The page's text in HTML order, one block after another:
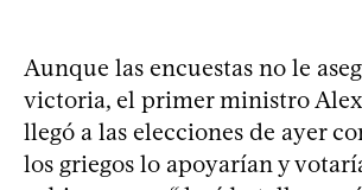
Aunque las encuestas no le
victoria, el primer ministro
llegó a las elecciones de ayer
los griegos lo apoyarían y